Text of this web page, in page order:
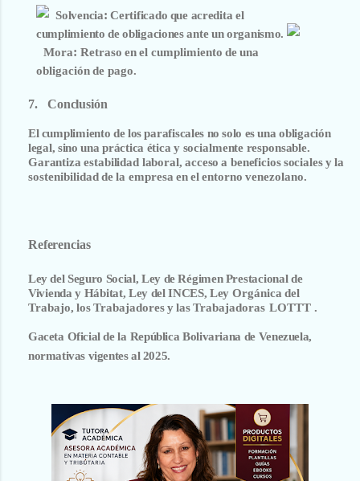
Solvencia: Certificado que acredita el
cumplimiento de obligaciones ante un organismo.
Mora: Retraso en el cumplimiento de una
obligación de pago.
7. Conclusión
El cumplimiento de los parafiscales no solo es una obligación
legal, sino una práctica ética y socialmente responsable.
Garantiza estabilidad laboral, acceso a beneficios sociales y la
sostenibilidad de la empresa enel entorno venezolano.
Referencias
Ley del Seguro Social, Ley de Régimen Prestacional de
Vivienda y Hábitat, Ley del INCES, Ley Orgánica del
Trabajo, losTrabajadoresylasTrabajadoras LOTTT .
Gaceta Oficial de la República Bolivariana de Venezuela,
normativas vigentes al 2025.